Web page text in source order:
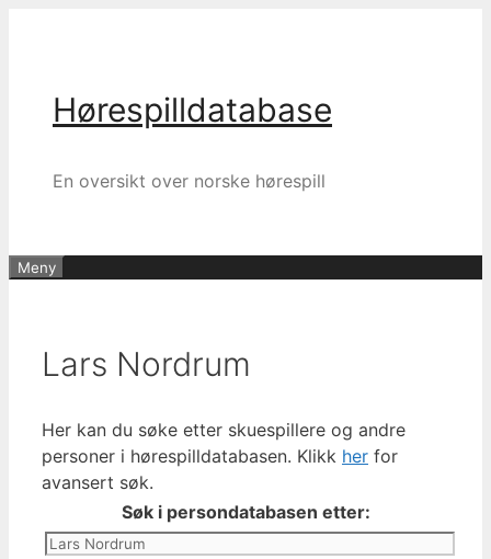
Hørespilldatabase
En oversikt over norske hørespill
Meny
Lars Nordrum
Her kan du søke etter skuespillere og andre
personer i hørespilldatabasen. Klikk her for
avansert søk.
Søk i persondatabasen etter: